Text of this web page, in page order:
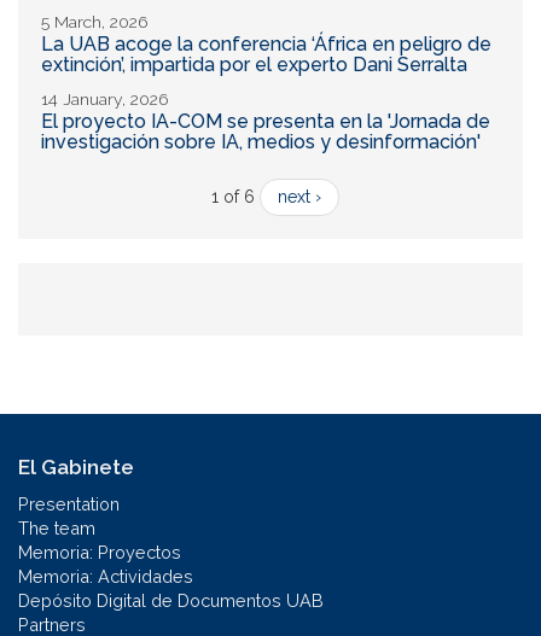
5 March, 2026
La UAB acoge la conferencia ‘África en peligro de
extinción’, impartida por el experto Dani Serralta
14 January, 2026
El proyecto IA-COM se presenta en la 'Jornada de
investigación sobre IA, medios y desinformación'
1 of 6 next ›
El Gabinete
Presentation
The team
Memoria: Proyectos
Memoria: Actividades
Depósito Digital de Documentos UAB
Partners